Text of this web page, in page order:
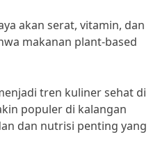
akan serat, vitamin, dan
makanan plant-based
tren kuliner sehat di
populer di kalangan
dan nutrisi penting yang